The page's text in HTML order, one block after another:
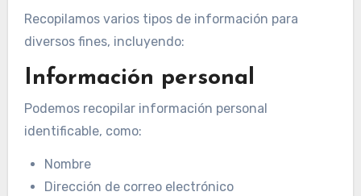
Recopilamos varios tipos de información para
diversos fines, incluyendo:
Información personal
Podemos recopilar información personal
identificable, como:
Nombre
Dirección de correo electrónico